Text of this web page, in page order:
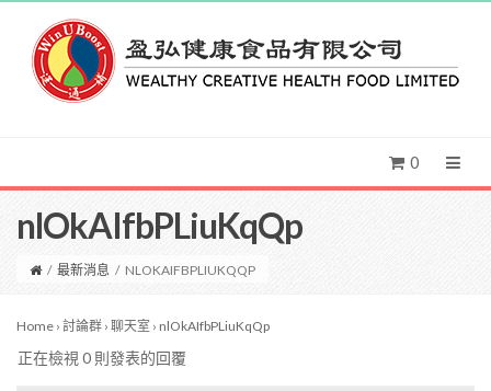
0
nlOkAIfbPLiuKqQp
/ 最新消息 / NLOKAIFBPLIUKQQP
Home › 討論群 › 聊天室 › nlOkAIfbPLiuKqQp
正在檢視 0 則發表的回覆